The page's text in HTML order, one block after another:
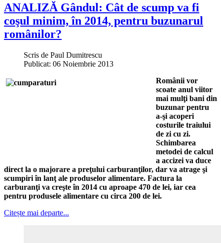
ANALIZĂ Gândul: Cât de scump va fi
coşul minim, în 2014, pentru buzunarul
românilor?
Scris de Paul Dumitrescu
Publicat: 06 Noiembrie 2013
Românii vor
scoate anul viitor
mai mulţi bani din
buzunar pentru
a-şi acoperi
costurile traiului
de zi cu zi.
Schimbarea
metodei de calcul
a accizei va duce
direct la o majorare a preţului carburanţilor, dar va atrage şi
scumpiri în lanţ ale produselor alimentare. Factura la
carburanţi va creşte în 2014 cu aproape 470 de lei, iar cea
pentru produsele alimentare cu circa 200 de lei.
Citește mai departe...